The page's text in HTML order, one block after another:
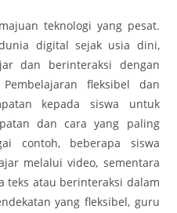
teknologi yang pesat.
digital sejak usia dini,
dan berinteraksi dengan
fleksibel dan
kepada siswa untuk
dan cara yang paling
contoh, beberapa siswa
melalui video, sementara
teks atau berinteraksi dalam
yang fleksibel, guru